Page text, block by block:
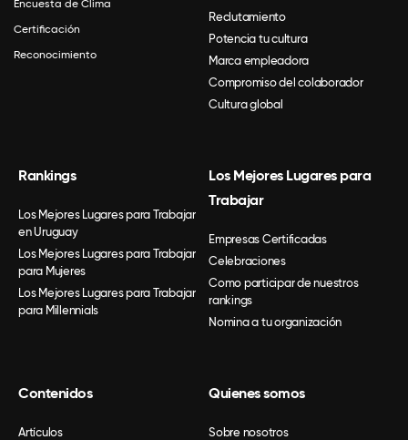
Encuesta de Clima
Certificación
Reconocimiento
Reclutamiento
Potencia tu cultura
Marca empleadora
Compromiso del colaborador
Cultura global
Rankings
Los Mejores Lugares para Trabajar
en Uruguay
Los Mejores Lugares para Trabajar
para Mujeres
Los Mejores Lugares para Trabajar
para Millennials
Los Mejores Lugares para
Trabajar
Empresas Certificadas
Celebraciones
Como participar de nuestros
rankings
Nomina a tu organización
Contenidos
Artículos
Quienes somos
Sobre nosotros